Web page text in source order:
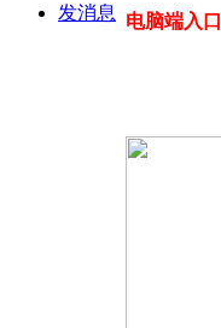
发消息 电脑端入口